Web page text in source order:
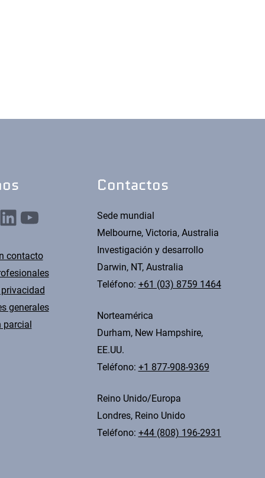
LinkedIn YouTube
contacto
generales
parcial
Contactos
Sede mundial
Melbourne, Victoria, Australia
Investigación y desarrollo
Darwin, NT, Australia
Teléfono: +61 (03) 8759 1464
Norteamérica
Durham, New Hampshire,
EE.UU.
Teléfono: +1 877-908-9369
Reino Unido/Europa
Londres, Reino Unido
Teléfono: +44 (808) 196-2931